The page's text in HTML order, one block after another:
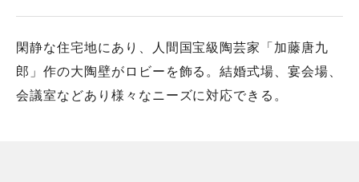
閑静な住宅地にあり、人間国宝級陶芸家「加藤唐九
郎」作の大陶壁がロビーを飾る。結婚式場、宴会場、
会議室などあり様々なニーズに対応できる。